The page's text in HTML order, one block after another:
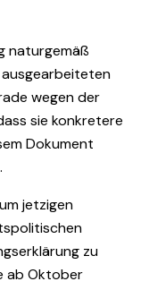
naturgemäß
wegen der
sie konkretere
Dokument
jetzigen
zu
ab Oktober